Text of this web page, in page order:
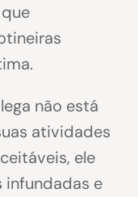
não está
atividades
ele
infundadas e